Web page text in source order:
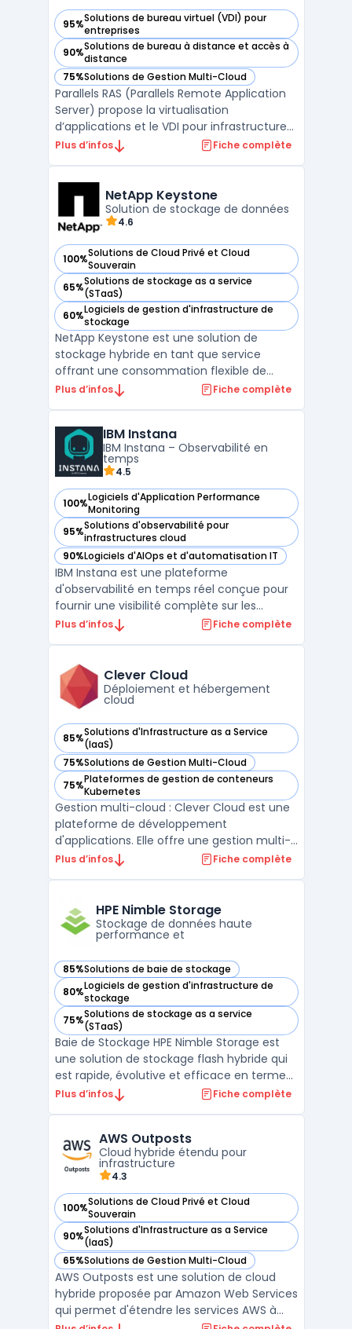
95%Solutions de bureau virtuel (VDI) pour
entreprises
— voir Parallels RAS dans cette catégorie
90%Solutions de bureau à distance et accès à
distance
— voir Parallels RAS dans cette catégorie
75%Solutions de Gestion Multi-Cloud
— voir Parallels RAS dans cette catégorie
Parallels RAS (Parallels Remote Application
Server) propose la virtualisation
d’applications et le VDI pour infrastructures
RDS Windows Server et environnements
Windows, le bureau à distance et la gestion
des accès s ...
Plus d’infos Fiche complète
NetApp Keystone
Solution de stockage de données
4.6
100%Solutions de Cloud Privé et Cloud
Souverain
— voir NetApp Keystone dans cette catégorie
65%Solutions de stockage as a service
(STaaS)
— voir NetApp Keystone dans cette catégorie
60%Logiciels de gestion d'infrastructure de
stockage
— voir NetApp Keystone dans cette catégorie
NetApp Keystone est une solution de
stockage hybride en tant que service
offrant une consommation flexible de
cloud. Cette solution permet une gestion
Keystone propose des options de
protection des données avec c ...
Plus d’infos Fiche complète
IBM Instana
IBM Instana – Observabilité en
temps
4.5
100%Logiciels d'Application Performance
Monitoring
— voir IBM Instana dans cette catégorie
95%Solutions d'observabilité pour
infrastructures cloud
— voir IBM Instana dans cette catégorie
90%Logiciels d'AIOps et d'automatisation IT
— voir IBM Instana dans cette catégorie
IBM Instana est une plateforme
d'observabilité en temps réel conçue pour
fournir une visibilité complète sur les
performances des applications et des
d'automatisation de la détection des
anomalies, elle aide les équipes ...
Plus d’infos Fiche complète
Clever Cloud
Déploiement et hébergement
cloud
85%Solutions d'Infrastructure as a Service
(IaaS)
— voir Clever Cloud dans cette catégorie
75%Solutions de Gestion Multi-Cloud
— voir Clever Cloud dans cette catégorie
75%Plateformes de gestion de conteneurs
Kubernetes
— voir Clever Cloud dans cette catégorie
Gestion multi-cloud : Clever Cloud est une
plateforme de développement
d'applications. Elle offre une gestion multi-
cloud automatique pour les infrastructures
Clever Cloud, les développeurs peuvent
facilement déployer leurs ap ...
Plus d’infos Fiche complète
HPE Nimble Storage
Stockage de données haute
performance et
85%Solutions de baie de stockage
— voir HPE Nimble Storage dans cette catégorie
80%Logiciels de gestion d'infrastructure de
stockage
— voir HPE Nimble Storage dans cette catégorie
75%Solutions de stockage as a service
(STaaS)
— voir HPE Nimble Storage dans cette catégorie
Baie de Stockage HPE Nimble Storage est
une solution de stockage flash hybride qui
est rapide, évolutive et efficace en termes
de coûts. Avec sa faible consommation
Nimble Storage peut être déployée pour la
sauvegarde, la réc ...
Plus d’infos Fiche complète
AWS Outposts
Cloud hybride étendu pour
infrastructure
4.3
100%Solutions de Cloud Privé et Cloud
Souverain
— voir AWS Outposts dans cette catégorie
90%Solutions d'Infrastructure as a Service
(IaaS)
— voir AWS Outposts dans cette catégorie
65%Solutions de Gestion Multi-Cloud
— voir AWS Outposts dans cette catégorie
AWS Outposts est une solution de cloud
hybride proposée par Amazon Web Services
qui permet d'étendre les services AWS à